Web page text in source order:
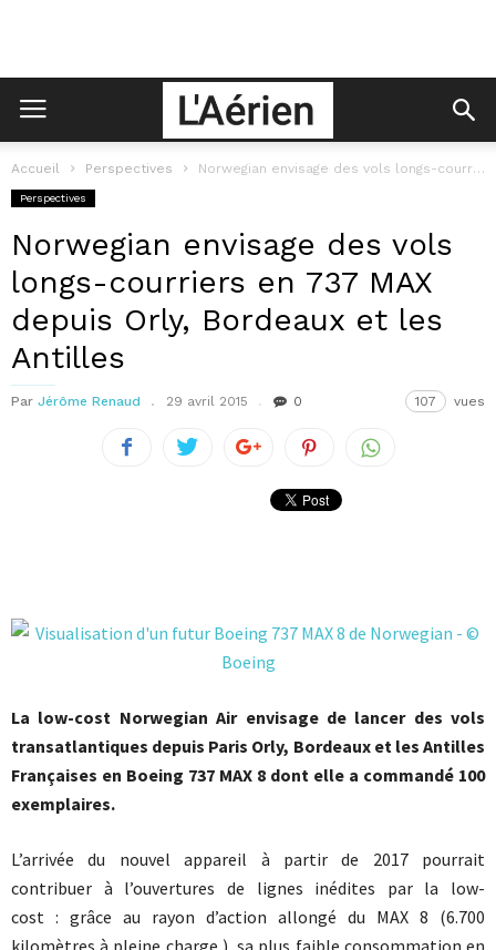
Accueil Perspectives Norwegian envisage des vols longs-courriers en 737 MAX depuis Orly, Bordeaux et...
Perspectives
Norwegian envisage des vols
longs-courriers en 737 MAX
depuis Orly, Bordeaux et les
Antilles
Par Jérôme Renaud 29 avril 2015 0 107 vues
La low-cost Norwegian Air envisage de lancer des vols
transatlantiques depuis Paris Orly, Bordeaux et les Antilles
Françaises en Boeing 737 MAX 8 dont elle a commandé 100
exemplaires.
L’arrivée du nouvel appareil à partir de 2017 pourrait
contribuer à l’ouvertures de lignes inédites par la low-
cost : grâce au rayon d’action allongé du MAX 8 (6.700
kilomètres à pleine charge ), sa plus faible consommation en